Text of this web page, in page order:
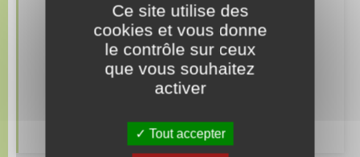
Retrouvez aussi
Alerte et informations aux populations
Ce site utilise des
cookies et vous donne
le contrôle sur ceux
que vous souhaitez
activer
Tout accepter